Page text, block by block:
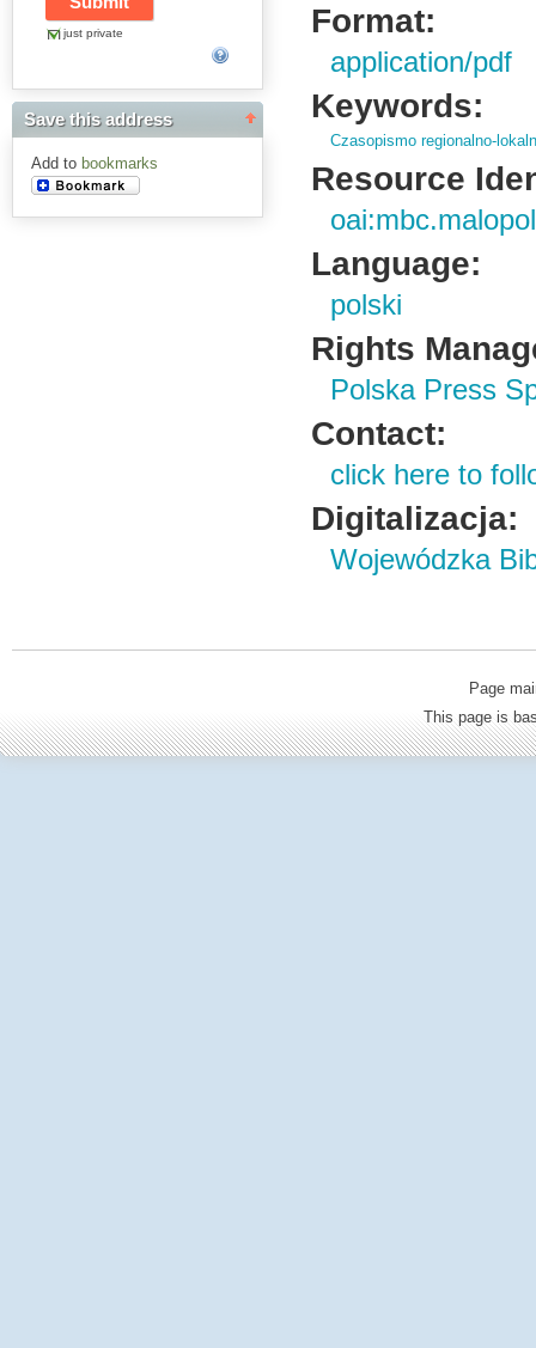
just private
Save this address
Add to bookmarks
Format:
application/pdf
Keywords:
Czasopismo regionalno-
Resource
Language:
polski
Rights
Polska Press
Contact:
click here to
Digitalizacja:
Wojewódzka
Page
This page is